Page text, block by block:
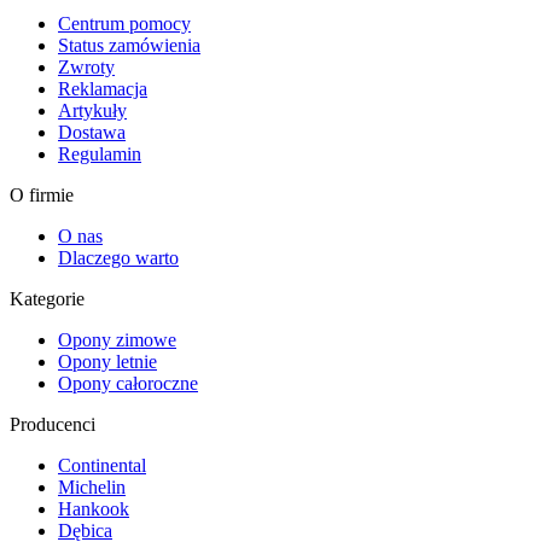
Centrum pomocy
Status zamówienia
Zwroty
Reklamacja
Artykuły
Dostawa
Regulamin
O firmie
O nas
Dlaczego warto
Kategorie
Opony zimowe
Opony letnie
Opony całoroczne
Producenci
Continental
Michelin
Hankook
Dębica